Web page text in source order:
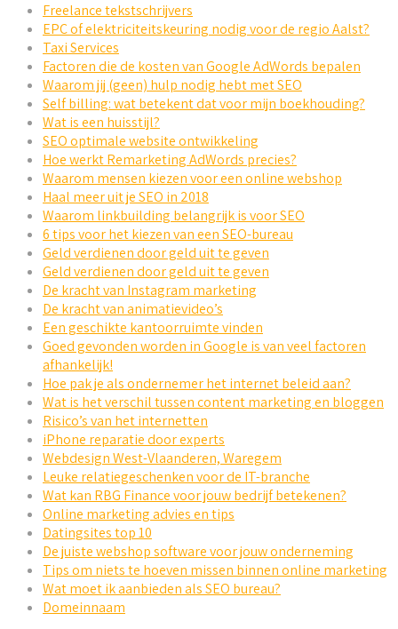
Freelance tekstschrijvers
EPC of elektriciteitskeuring nodig voor de regio Aalst?
Taxi Services
Factoren die de kosten van Google AdWords bepalen
Waarom jij (geen) hulp nodig hebt met SEO
Self billing: wat betekent dat voor mijn boekhouding?
Wat is een huisstijl?
SEO optimale website ontwikkeling
Hoe werkt Remarketing AdWords precies?
Waarom mensen kiezen voor een online webshop
Haal meer uit je SEO in 2018
Waarom linkbuilding belangrijk is voor SEO
6 tips voor het kiezen van een SEO-bureau
Geld verdienen door geld uit te geven
Geld verdienen door geld uit te geven
De kracht van Instagram marketing
De kracht van animatievideo’s
Een geschikte kantoorruimte vinden
Goed gevonden worden in Google is van veel factoren
afhankelijk!
Hoe pak je als ondernemer het internet beleid aan?
Wat is het verschil tussen content marketing en bloggen
Risico’s van het internetten
iPhone reparatie door experts
Webdesign West-Vlaanderen, Waregem
Leuke relatiegeschenken voor de IT-branche
Wat kan RBG Finance voor jouw bedrijf betekenen?
Online marketing advies en tips
Datingsites top 10
De juiste webshop software voor jouw onderneming
Tips om niets te hoeven missen binnen online marketing
Wat moet ik aanbieden als SEO bureau?
Domeinnaam